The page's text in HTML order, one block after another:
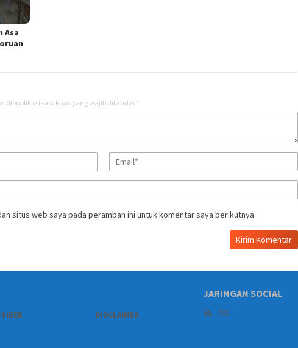
Asa
dipublikasikan. Ruas yang wajib ditandai *
situs web saya pada peramban ini untuk komentar saya berikutnya.
SIBER DISCLAIMER
JARINGAN SOCIAL
RSS